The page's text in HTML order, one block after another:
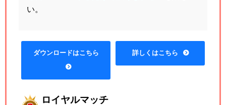
い。
ダウンロードはこちら 詳しくはこちら
ロイヤルマッチ